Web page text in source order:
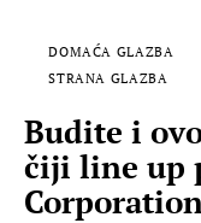
DOMAĆA GLAZBA
STRANA GLAZBA
Budite i
čiji line up